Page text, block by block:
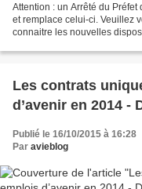
Attention : un Arrêté du
et remplace celui-ci. Veuillez
connaitre les nouvelles
Les contrats
d’avenir en 2014 -
Publié le 16/10/2015 à 16:28
Par avieblog